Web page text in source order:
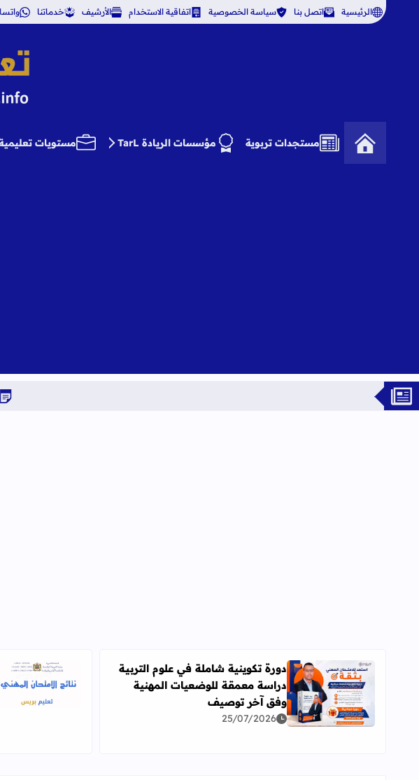
الرئيسية اتصل بنا سياسة الخصوصية اتفاقية الاستخدام الأرشيف خدماتنا
مستجدات تربوية مؤسسات الريادة TarL مستويات
دورة تكوينية
اقرأ المزيد عن دورة تكوينية شاملة في علوم التربية دراسة معمقة للوضعيات
دورة تكوينية شاملة في علوم التربية
دراسة معمقة للوضعيات المهنية
وفق آخر توصيف
25/07/2026
اقرأ